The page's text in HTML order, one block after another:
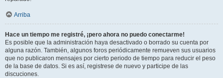
Arriba
Hace un tiempo me registré, ¡pero ahora no puedo conectarme!
Es posible que la administración haya desactivado o borrado su cuenta por
alguna razón. También, algunos foros periódicamente remueven sus usuarios
que no publicaron mensajes por cierto periodo de tiempo para reducir el peso
de la base de datos. Si es así, registrese de nuevo y participe de las
discuciones.